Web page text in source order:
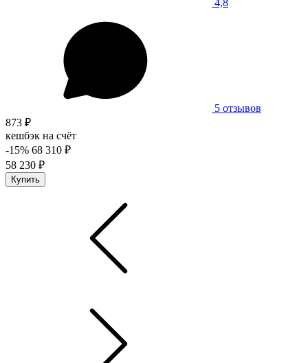
5 отзывов
873 ₽
кешбэк на счёт
-15% 68 310 ₽
58 230 ₽
Купить